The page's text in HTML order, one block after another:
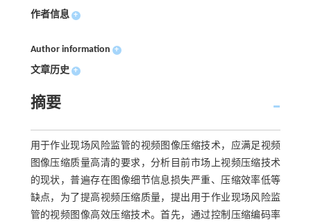
作者信息 +
Author information +
文章历史 +
摘要
用于作业现场风险监管的视频图像压缩技术，应满足视频
图像压缩质量高清的要求，分析目前市场上视频压缩技术
的现状，普遍存在图像细节信息损失严重、压缩效率低等
缺点，为了提高视频压缩质量，提出用于作业现场风险监
管的视频图像高效压缩技术。首先，通过控制压缩编码率